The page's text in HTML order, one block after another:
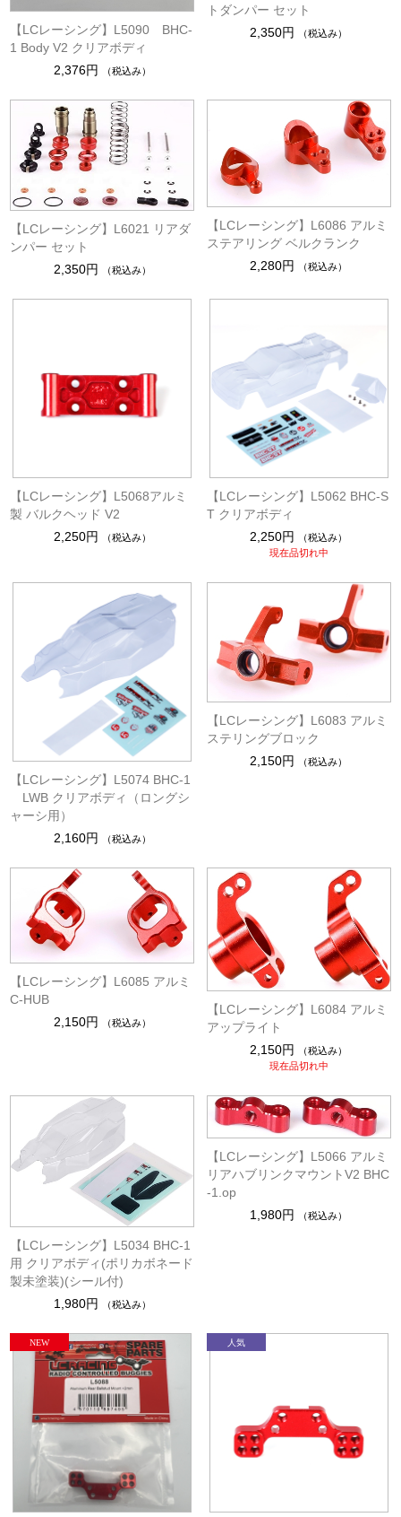
【LCレーシング】L5090 BHC-
1 Body V2 クリアボディ
2,376円
（税込み）
トダンパー セット
2,350円
（税込み）
【LCレーシング】L6021 リアダ
ンパー セット
2,350円
（税込み）
【LCレーシング】L6086 アルミ
ステアリング ベルクランク
2,280円
（税込み）
【LCレーシング】L5068アルミ
製 バルクヘッド V2
2,250円
（税込み）
【LCレーシング】L5062 BHC-S
T クリアボディ
2,250円
（税込み）
現在品切れ中
【LCレーシング】L5074 BHC-1
LWB クリアボディ（ロングシ
ャーシ用）
2,160円
（税込み）
【LCレーシング】L6083 アルミ
ステリングブロック
2,150円
（税込み）
【LCレーシング】L6085 アルミ
C-HUB
2,150円
（税込み）
【LCレーシング】L6084 アルミ
アップライト
2,150円
（税込み）
現在品切れ中
【LCレーシング】L5034 BHC-1
用 クリアボディ(ポリカボネード
製未塗装)(シール付)
1,980円
（税込み）
【LCレーシング】L5066 アルミ
リアハブリンクマウントV2 BHC
-1.op
1,980円
（税込み）